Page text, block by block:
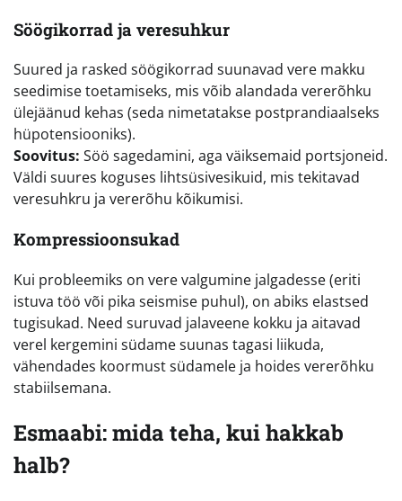
Söögikorrad ja veresuhkur
Suured ja rasked söögikorrad suunavad vere makku
seedimise toetamiseks, mis võib alandada vererõhku
ülejäänud kehas (seda nimetatakse postprandiaalseks
hüpotensiooniks).
Soovitus: Söö sagedamini, aga väiksemaid portsjoneid.
Väldi suures koguses lihtsüsivesikuid, mis tekitavad
veresuhkru ja vererõhu kõikumisi.
Kompressioonsukad
Kui probleemiks on vere valgumine jalgadesse (eriti
istuva töö või pika seismise puhul), on abiks elastsed
tugisukad. Need suruvad jalaveene kokku ja aitavad
verel kergemini südame suunas tagasi liikuda,
vähendades koormust südamele ja hoides vererõhku
stabiilsemana.
Esmaabi: mida teha, kui hakkab
halb?